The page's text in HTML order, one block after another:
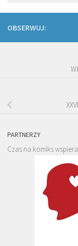
OBSERWUJ:
PARTNERZY
Czas na komiks